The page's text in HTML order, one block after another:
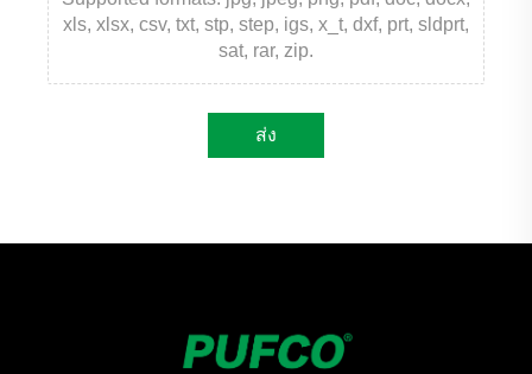
xls, xlsx, csv, txt, stp, step, igs, x_t, dxf, prt, sldprt,
sat, rar, zip.
ส่ง